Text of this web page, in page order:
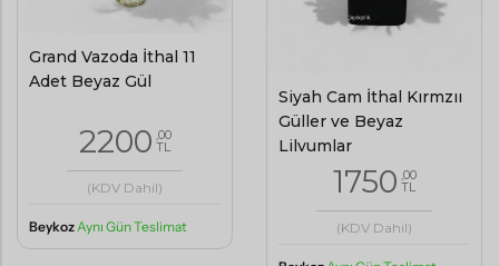
Grand Vazoda İthal 11
Adet Beyaz Gül
2200 ,00
TL
(KDV Dahil)
Beykoz Aynı Gün Teslimat
Siyah Cam İthal Kırmzıı
Güller ve Beyaz
Lilyumlar
1750 ,00
TL
(KDV Dahil)